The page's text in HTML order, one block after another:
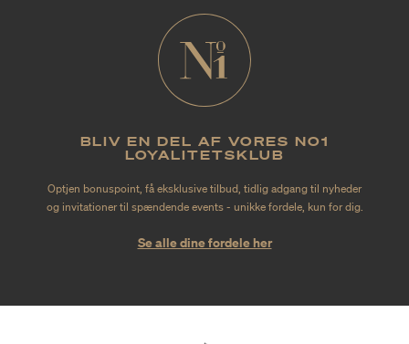
BLIV EN DEL AF VORES NO1
LOYALITETSKLUB
Optjen bonuspoint, få eksklusive tilbud, tidlig adgang til nyheder
og invitationer til spændende events - unikke fordele, kun for dig.
Se alle dine fordele her